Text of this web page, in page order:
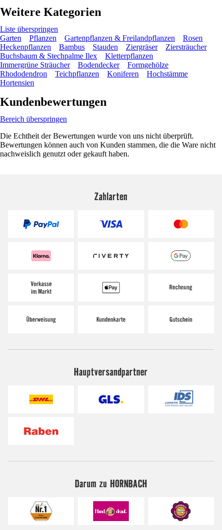
Weitere Kategorien
Liste überspringen
Garten
Pflanzen Gartenpflanzen & Freilandpflanzen
Rosen
Heckenpflanzen
Bambus Stauden Ziergräser
Ziersträucher
Buchsbaum & Stechpalme Ilex
Kletterpflanzen
Immergrüne Sträucher
Bodendecker
Formgehölze
Rhododendron
Teichpflanzen Koniferen
Hochstämme
Hortensien
Kundenbewertungen
Bereich überspringen
Die Echtheit der Bewertungen wurde von uns nicht überprüft.
Bewertungen können auch von Kunden stammen, die die Ware nicht
nachweislich genutzt oder gekauft haben.
Zahlarten
Hauptversandpartner
Darum zu HORNBACH